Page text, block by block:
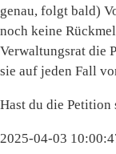
genau, folgt bald)
noch keine
Verwaltungsrat die
sie auf jeden Fall
Hast du die
2025-04-03